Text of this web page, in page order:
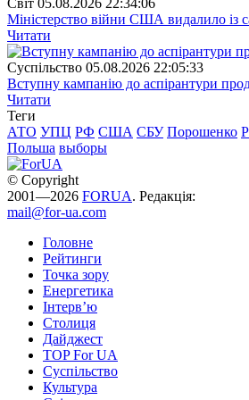
Міністерство війни США видалило із
Читати
Суспiльство 05.08.2026 22:05:33
Вступну кампанію до аспірантури
Читати
Теги
АТО УПЦ РФ США СБУ Порошенко
Польша выборы
© Copyright
2001—2026 FORUA. Редакція:
mail@for-ua.com
Головне
Рейтинги
Точка зору
Енергетика
Інтерв’ю
Столиця
Дайджест
TOP For UA
Суспiльство
Культура